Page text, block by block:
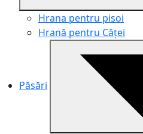
Hrana pentru pisoi
Hrană pentru Căței
Păsări